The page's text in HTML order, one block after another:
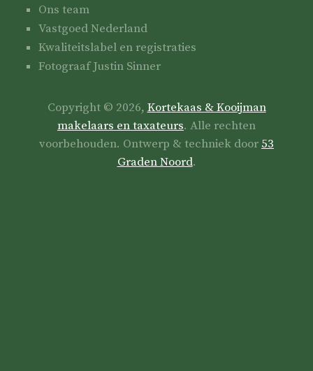
Ons team
Vastgoed Nederland
Kwaliteitslabel en registraties
Fotograaf Justin Sinner
Copyright © 2026, Kortekaas & Kooijman
makelaars en taxateurs. Alle rechten
voorbehouden. Ontwerp & techniek door 53
Graden Noord.